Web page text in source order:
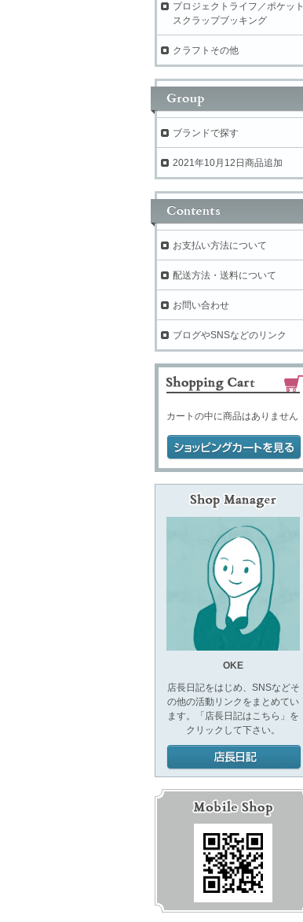
プロジェクトライフ／ポケット
スクラップブッキング
クラフトその他
ブランドで探す
2021年10月12日商品追加
お支払い方法について
配送方法・送料について
お問い合わせ
ブログやSNSなどのリンク
カートの中に商品はありません
OKE
店長日記をはじめ、SNSなどそ
の他の活動リンクをまとめてい
ます。「店長日記はこちら」を
クリックして下さい。